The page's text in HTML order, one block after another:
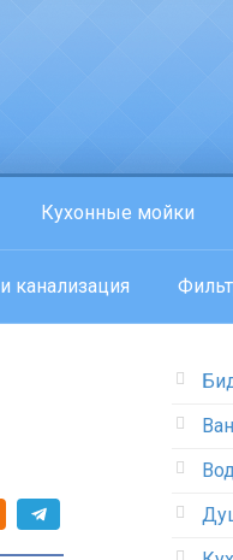
Кухонные мойки
канализация